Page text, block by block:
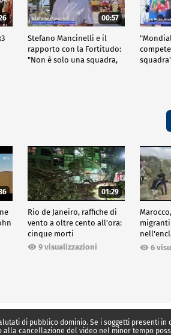
00:57
Stefano Mancinelli e il
rapporto con la Fortitudo:
"Non è solo una squadra,
01:29
Rio de Janeiro, raffiche di
vento a oltre cento all'ora:
cinque morti
9 visualizzazioni
Ceuta
6
di pubblico dominio. Se i soggetti presenti
alla cancellazione del video nel minor tempo